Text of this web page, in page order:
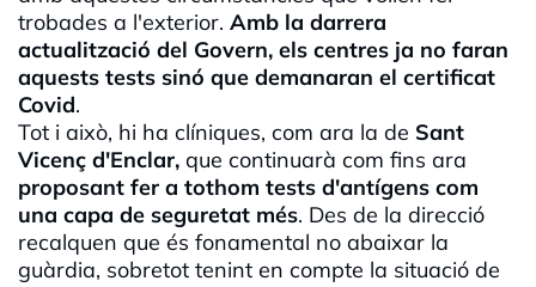
trobades a l'exterior. Amb la darrera
actualització del Govern, els centres ja no faran
aquests tests sinó que demanaran el certificat
Covid.
Tot i això, hi ha clíniques, com ara la de Sant
Vicenç d'Enclar, que continuarà com fins ara
proposant fer a tothom tests d'antígens com
una capa de seguretat més. Des de la direcció
recalquen que és fonamental no abaixar la
guàrdia, sobretot tenint en compte la situació de